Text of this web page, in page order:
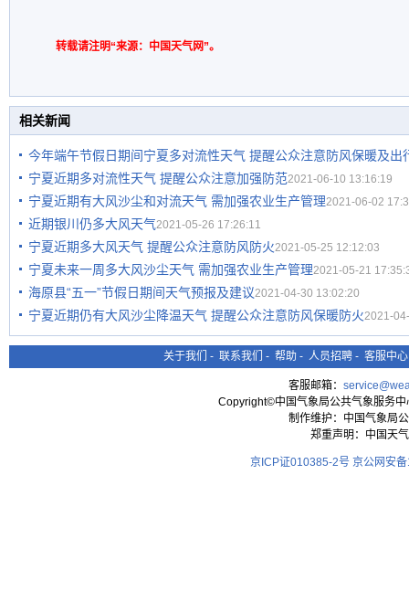
转载请注明“来源：中国天气网”。
相关新闻
今年端午节假日期间宁夏多对流性天气 提醒公众注意防风保暖及出
宁夏近期多对流性天气 提醒公众注意加强防范2021-06-10 13:16:19
宁夏近期有大风沙尘和对流天气 需加强农业生产管理2021-06-02
近期银川仍多大风天气2021-05-26 17:26:11
宁夏近期多大风天气 提醒公众注意防风防火2021-05-25 12:12:03
宁夏未来一周多大风沙尘天气 需加强农业生产管理2021-05-21
海原县“五一”节假日期间天气预报及建议2021-04-30 13:02:20
宁夏近期仍有大风沙尘降温天气 提醒公众注意防风保暖防火2021-
关于我们 - 联系我们 - 帮助 - 人员招聘 - 客服中心
客服邮箱：
Copyright©中国气象局公共气象服务
制作维护：中国气象局
郑重声明：中国天
京ICP证010385-2号 京公网安